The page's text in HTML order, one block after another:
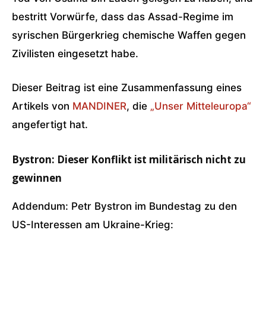
bestritt Vorwürfe, dass das Assad-Regime im
syrischen Bürgerkrieg chemische Waffen gegen
Zivilisten eingesetzt habe.
Dieser Beitrag ist eine Zusammenfassung eines
Artikels von MANDINER, die „Unser Mitteleuropa“
angefertigt hat.
Bystron: Dieser Konflikt ist militärisch nicht zu
gewinnen
Addendum: Petr Bystron im Bundestag zu den
US-Interessen am Ukraine-Krieg: